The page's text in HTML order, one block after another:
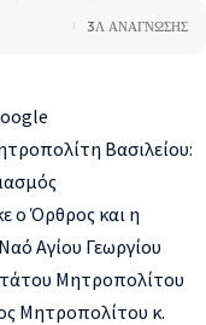
3Λ ΑΝΑΓΝΩΣΗΣ
Βασιλείου:
ο Όρθρος και η
Αγίου Γεωργίου
Μητροπολίτου
Μητροπολίτου κ.